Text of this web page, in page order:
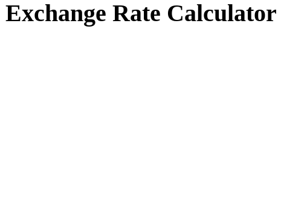
Rate Calculator